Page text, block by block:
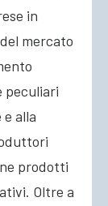
in
mercato
peculiari
alla
prodotti
Oltre a